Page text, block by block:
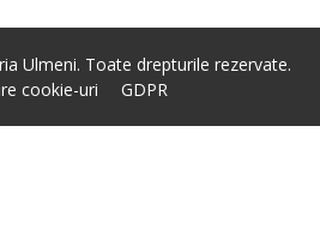
Ulmeni. Toate drepturile rezervate.
cookie-uri
GDPR